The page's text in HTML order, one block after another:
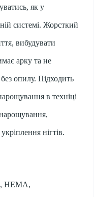
як у
системі. Жорсткий
вибудувати
арку та не
опилу. Підходить
в техніці
нігтів.
HEMA,